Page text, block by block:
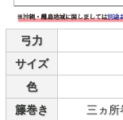
弓力
サイズ
色
籐巻き
三ヵ